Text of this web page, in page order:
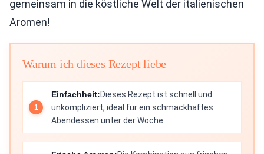
gemeinsam in die köstliche Welt der italienischen
Aromen!
Warum ich dieses Rezept liebe
Einfachheit:Dieses Rezept ist schnell und
unkompliziert, ideal für ein schmackhaftes
Abendessen unter der Woche.